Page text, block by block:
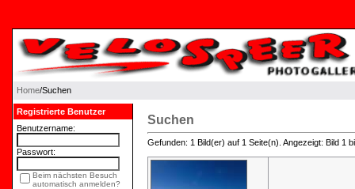
Home/Suchen
Registrierte Benutzer
Benutzername:
Passwort:
Beim nächsten Besuch
automatisch anmelden?
Suchen
Gefunden: 1 Bild(er) auf 1 Seite(n). Angezeigt: Bild 1